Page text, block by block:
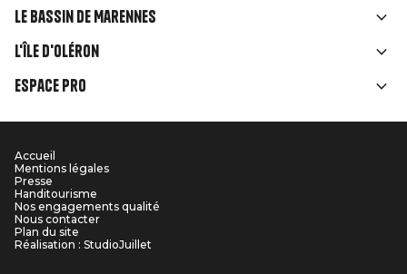
rubriques
Le Bassin de Marennes
L'île d'Oléron
Espace Pro
Menu
Pied
de
Accueil
Mentions légales
Presse
Handitourisme
Nos engagements qualité
Nous contacter
Plan du site
Réalisation : StudioJuillet